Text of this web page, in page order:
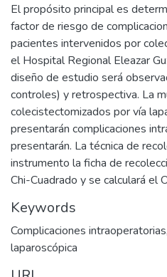
El propósito principal es
factor de riesgo de
pacientes intervenidos por
el Hospital Regional Eleazar
diseño de estudio será
controles) y retrospectiva. La
colecistectomizados por vía
presentarán complicaciones
presentarán. La técnica de
instrumento la ficha de
Chi-Cuadrado y se calculará el
Keywords
Complicaciones intraoperatorias,
laparoscópica